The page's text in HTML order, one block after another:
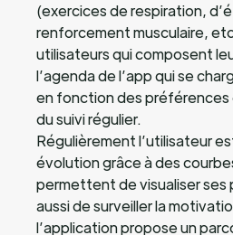
(exercices de respiration,
renforcement musculaire,
utilisateurs qui composent
l’agenda de l’app qui se
en fonction des préférences
du suivi régulier.
Régulièrement l’utilisateur
évolution grâce à des
permettent de visualiser ses
aussi de surveiller la
l’application propose un